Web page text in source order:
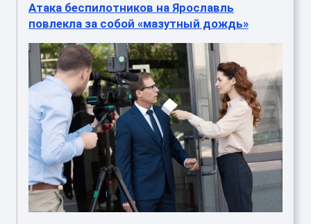
Атака беспилотников на Ярославль
повлекла за собой «мазутный дождь»